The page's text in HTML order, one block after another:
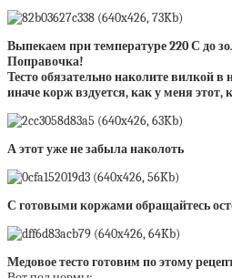
Выпекаем при температуре 220 С до
Поправочка!
Тесто обязательно наколите вилкой в
иначе корж вздуется, как у меня
А этот уже не забыла наколоть
С готовыми коржами обращайтесь
Медовое тесто готовим по этому